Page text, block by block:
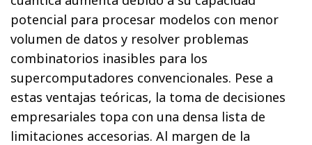
potencial para procesar modelos con menor
volumen de datos y resolver problemas
combinatorios inasibles para los
supercomputadores convencionales. Pese a
estas ventajas teóricas, la toma de decisiones
empresariales topa con una densa lista de
limitaciones accesorias. Al margen de la